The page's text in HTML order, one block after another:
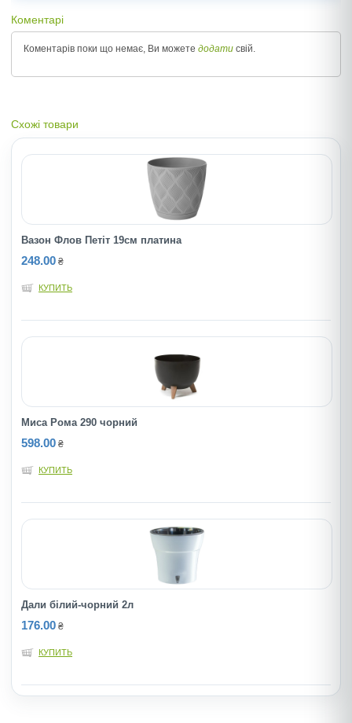
Коментарі
Коментарів поки що немає, Ви можете додати свій.
Схожі товари
Вазон Флов Петiт 19см платина
248.00 ₴
КУПИТЬ
Миса Рома 290 чорний
598.00 ₴
КУПИТЬ
Дали білий-чорний 2л
176.00 ₴
КУПИТЬ